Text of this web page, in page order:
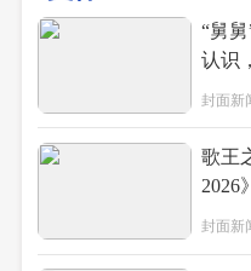
“舅
认识
艺思
封面新
歌王
2026
封面新